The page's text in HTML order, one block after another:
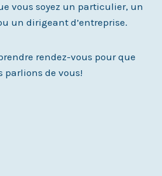
vous soyez un particulier, un
un dirigeant d’entreprise.
rendez-vous pour que
parlions de vous!